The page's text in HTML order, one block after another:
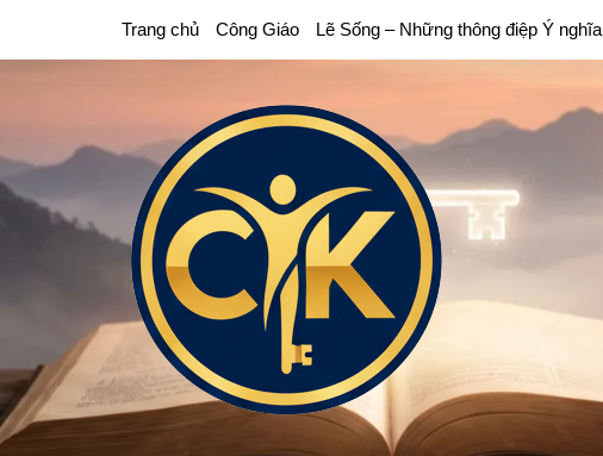
Trang chủ Công Giáo Lẽ Sống – Những thông điệp Ý nghĩa